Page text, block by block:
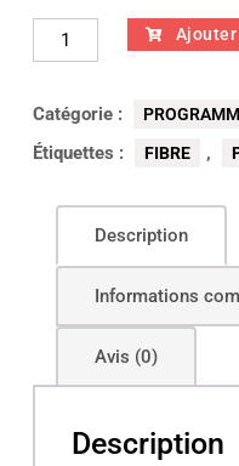
quantité
-
VANILLE
Ajouter
Catégorie :
Étiquettes : FIBRE ,
Description
Informations
Avis (0)
Description